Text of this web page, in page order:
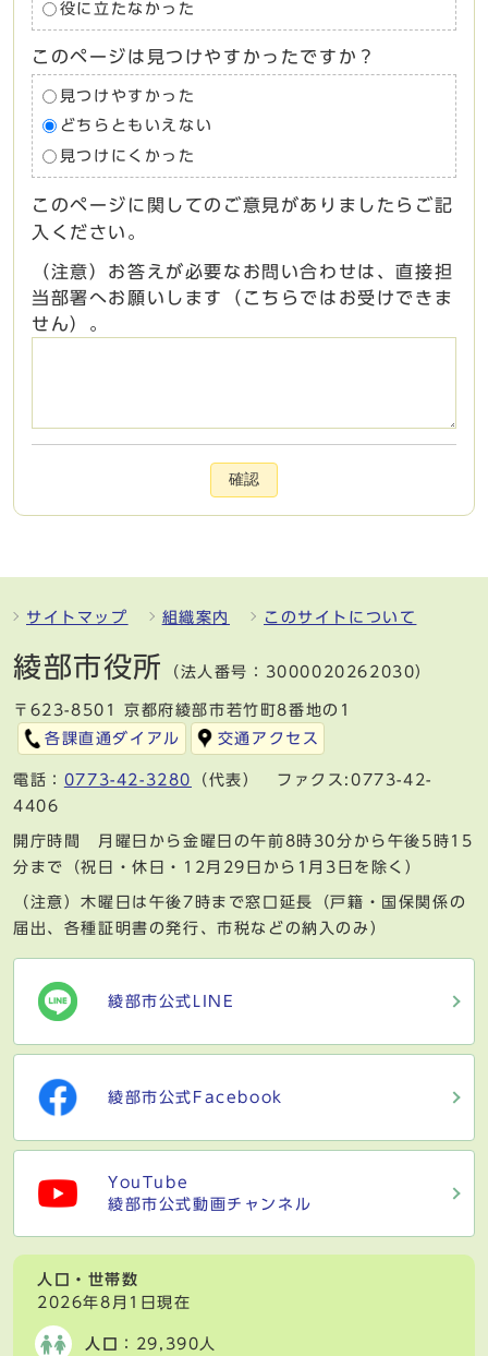
役に立たなかった
このページは見つけやすかったですか？
見つけやすかった
どちらともいえない
見つけにくかった
このページに関してのご意見がありましたらご記
入ください。
（注意）お答えが必要なお問い合わせは、直接担
当部署へお願いします（こちらではお受けできま
せん）。
確認
サイトマップ 組織案内 このサイトについて
綾部市役所 （法人番号：3000020262030）
〒623-8501 京都府綾部市若竹町8番地の1
各課直通ダイアル
交通アクセス
電話： 0773-42-3280
（代表） ファクス:0773-42-
4406
開庁時間 月曜日から金曜日の午前8時30分から午後5時15
分まで（祝日・休日・12月29日から1月3日を除く）
（注意）木曜日は午後7時まで窓口延長（戸籍・国保関係の
届出、各種証明書の発行、市税などの納入のみ）
綾部市公式LINE
綾部市公式Facebook
YouTube
綾部市公式動画チャンネル
人口・世帯数
2026年8月1日現在
人口 ：29,390人